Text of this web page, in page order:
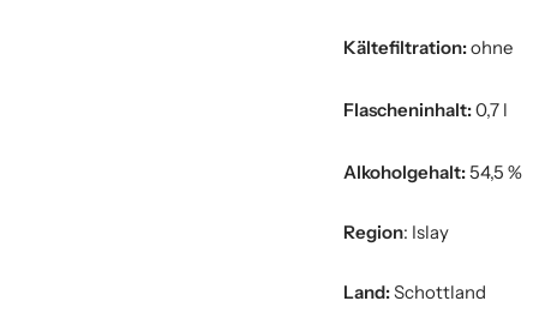
Kältefiltration:ohne
Flascheninhalt:0,7 l
Alkoholgehalt:54,5 %
Region: Islay
Land:Schottland